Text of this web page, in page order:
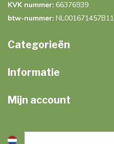
KVK nummer: 66376939
btw-nummer: NL001671457B11
Categorieën
Informatie
Mijn account